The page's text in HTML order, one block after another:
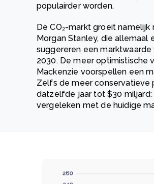
populairder worden.
De CO₂-markt groeit namelijk
Morgan Stanley, die allemaal
suggereren een
2030. De meer optimistische
Mackenzie voorspellen een
Zelfs de meer conservatieve
datzelfde jaar tot $30
vergeleken met de huidige